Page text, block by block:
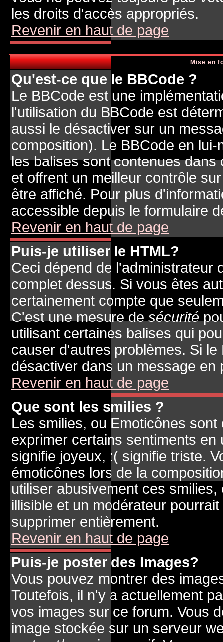
les droits d'accès appropriés.
Revenir en haut de page
Mise en
Qu'est-ce que le BBCode ?
Le BBCode est une
l'utilisation du BBCode est
aussi le désactiver sur un
composition). Le BBCode en
les balises sont contenues
et offrent un meilleur contrôle
être affiché. Pour plus
accessible depuis le formulaire
Revenir en haut de page
Puis-je utiliser le HTML?
Ceci dépend de l'administrateur
complet dessus. Si vous êtes
certainement compte que
C'est une mesure desécurité
utilisant certaines balises qui
causer d'autres problèmes. Si
désactiver dans un message en
Revenir en haut de page
Que sont les smilies ?
Les smilies, ou Emoticônes
exprimer certains sentiments
signifie joyeux, :( signifie triste.
émoticônes lors de la
utiliser abusivement ces
illisible et un modérateur
supprimer entièrement.
Revenir en haut de page
Puis-je poster des Images?
Vous pouvez montrer des
Toutefois, il n'y a actuellement
vos images sur ce forum. Vous
image stockée sur un serveur